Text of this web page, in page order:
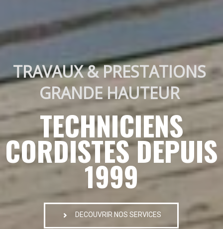
TRAVAUX & PRESTATIONS
GRANDE HAUTEUR
TECHNICIENS
CORDISTES DEPUIS
1999
DECOUVRIR NOS SERVICES